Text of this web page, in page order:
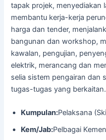
tapak projek, menyediakan
membantu kerja-kerja
harga dan tender,
bangunan dan workshop,
kawalan, pengujian,
elektrik, merancang dan
selia sistem pengairan dan
tugas-tugas yang berkaitan.
Kumpulan:Pelaksana
Kem/Jab:Pelbagai